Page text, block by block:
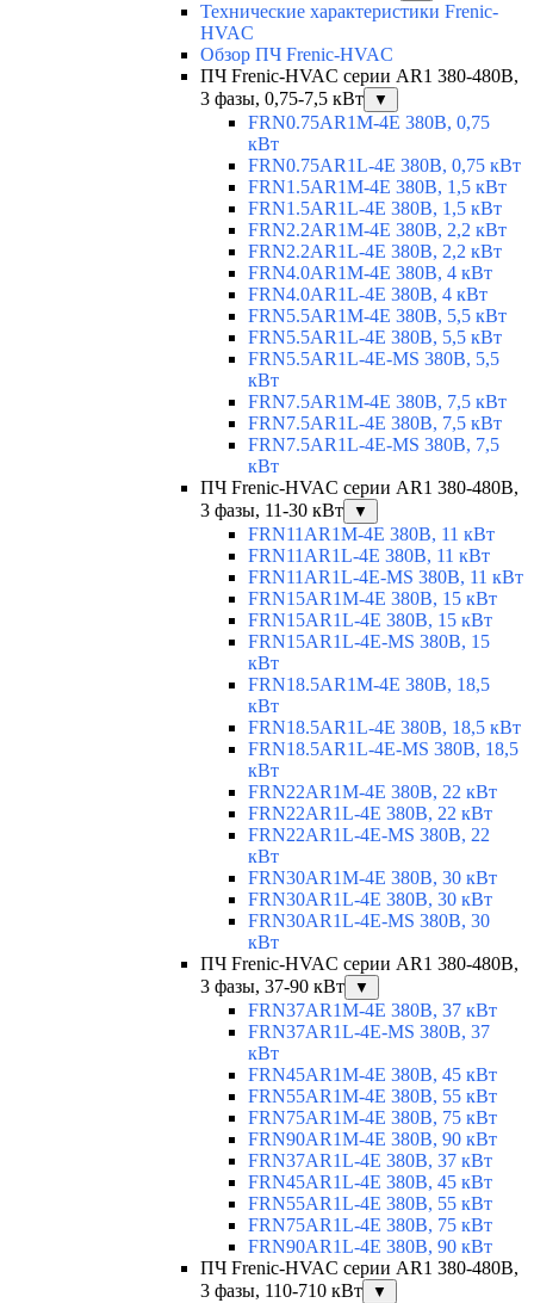
Технические характеристики Frenic-
HVAC
Обзор ПЧ Frenic-HVAC
ПЧ Frenic-HVAC серии AR1 380-480В,
3 фазы, 0,75-7,5 кВт
▼
FRN0.75AR1M-4E 380В, 0,75
кВт
FRN0.75AR1L-4E 380В, 0,75 кВт
FRN1.5AR1M-4E 380В, 1,5 кВт
FRN1.5AR1L-4E 380В, 1,5 кВт
FRN2.2AR1M-4E 380В, 2,2 кВт
FRN2.2AR1L-4E 380В, 2,2 кВт
FRN4.0AR1M-4E 380В, 4 кВт
FRN4.0AR1L-4E 380В, 4 кВт
FRN5.5AR1M-4E 380В, 5,5 кВт
FRN5.5AR1L-4E 380В, 5,5 кВт
FRN5.5AR1L-4E-MS 380В, 5,5
кВт
FRN7.5AR1M-4E 380В, 7,5 кВт
FRN7.5AR1L-4E 380В, 7,5 кВт
FRN7.5AR1L-4E-MS 380В, 7,5
кВт
ПЧ Frenic-HVAC серии AR1 380-480В,
3 фазы, 11-30 кВт
▼
FRN11AR1M-4E 380В, 11 кВт
FRN11AR1L-4E 380В, 11 кВт
FRN11AR1L-4E-MS 380В, 11 кВт
FRN15AR1M-4E 380В, 15 кВт
FRN15AR1L-4E 380В, 15 кВт
FRN15AR1L-4E-MS 380В, 15
кВт
FRN18.5AR1M-4E 380В, 18,5
кВт
FRN18.5AR1L-4E 380В, 18,5 кВт
FRN18.5AR1L-4E-MS 380В, 18,5
кВт
FRN22AR1M-4E 380В, 22 кВт
FRN22AR1L-4E 380В, 22 кВт
FRN22AR1L-4E-MS 380В, 22
кВт
FRN30AR1M-4E 380В, 30 кВт
FRN30AR1L-4E 380В, 30 кВт
FRN30AR1L-4E-MS 380В, 30
кВт
ПЧ Frenic-HVAC серии AR1 380-480В,
3 фазы, 37-90 кВт
▼
FRN37AR1M-4E 380В, 37 кВт
FRN37AR1L-4E-MS 380В, 37
кВт
FRN45AR1M-4E 380В, 45 кВт
FRN55AR1M-4E 380В, 55 кВт
FRN75AR1M-4E 380В, 75 кВт
FRN90AR1M-4E 380В, 90 кВт
FRN37AR1L-4E 380В, 37 кВт
FRN45AR1L-4E 380В, 45 кВт
FRN55AR1L-4E 380В, 55 кВт
FRN75AR1L-4E 380В, 75 кВт
FRN90AR1L-4E 380В, 90 кВт
ПЧ Frenic-HVAC серии AR1 380-480В,
3 фазы, 110-710 кВт
▼